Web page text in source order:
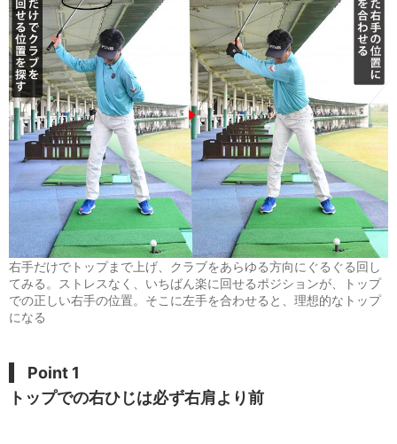
右手だけでトップまで上げ、クラブをあらゆる方向にぐるぐる回し
てみる。ストレスなく、いちばん楽に回せるポジションが、トップ
での正しい右手の位置。そこに左手を合わせると、理想的なトップ
になる
Point 1
トップでの右ひじは必ず右肩より前